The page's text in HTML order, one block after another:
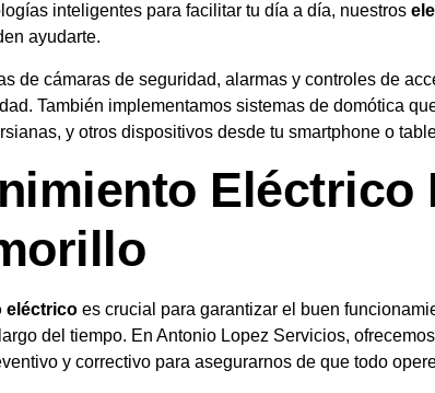
inteligentes para facilitar tu día a día, nuestros
ayudarte.
de cámaras de seguridad, alarmas y controles de
También implementamos sistemas de domótica
y otros dispositivos desde tu smartphone o
Eléctrico
eléctrico es crucial para garantizar el buen
del tiempo. En Antonio Lopez Servicios,
y correctivo para asegurarnos de que todo